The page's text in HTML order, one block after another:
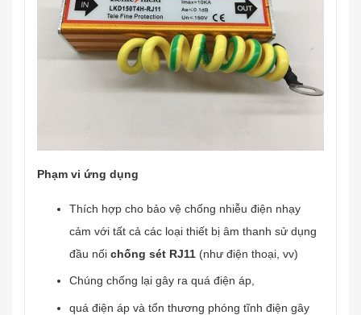
Phạm vi ứng dụng
Thích hợp cho bảo vệ chống nhiễu điện nhạy
cảm với tất cả các loại thiết bị âm thanh sử dụng
đầu nối chống sét RJ11 (như điện thoại, vv)
Chúng chống lại gây ra quá điện áp,
quá điện áp và tổn thương phóng tĩnh điện gây